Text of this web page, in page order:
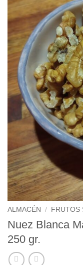
ALMACÉN / FRUTOS
Nuez Blanca
250 gr.